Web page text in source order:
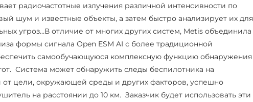
радиочастотные излучения различной интенсивности по
шум и известные объекты, а затем быстро анализирует их для
угроз…В отличие от многих других систем, Metis объединила
формы сигнала Open ESM AI с более традиционной
самообучающуюся комплексную функцию обнаружения
Система может обнаружить следы беспилотника на
от цели, окружающей среды и других факторов, успешно
на расстоянии до 10 км. Заказчик будет использовать эти